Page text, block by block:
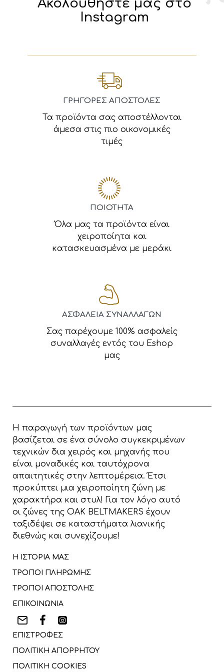
Ακολουθήστε μας στο
Instagram
ΓΡΗΓΟΡΕΣ ΑΠΟΣΤΟΛΕΣ
Τα προϊόντα σας αποστέλλονται
άμεσα στις πιο οικονομικές
τιμές
ΠΟΙΟΤΗΤΑ
Όλα μας τα προϊόντα είναι
χειροποίητα και
κατασκευασμένα με μεράκι
ΑΣΦΑΛΕΙΑ ΣΥΝΑΛΛΑΓΩΝ
Σας παρέχουμε 100% ασφαλείς
συναλλαγές εντός του Eshop
μας
Η παραγωγή των προϊόντων μας
βασίζεται σε ένα σύνολο συγκεκριμένων
τεχνικών δια χειρός και μηχανής που
είναι μοναδικές και ταυτόχρονα
απαιτητικές στην λεπτομέρεια. Έτσι
προκύπτει μια χειροποίητη ζώνη με
χαρακτήρα και στυλ! Για τον λόγο αυτό
οι ζώνες της OAK BELTMAKERS έχουν
ταξιδέψει σε καταστήματα λιανικής
διεθνώς και συνεχίζουμε!
Η ΙΣΤΟΡΙΑ ΜΑΣ
ΤΡΟΠΟΙ ΠΛΗΡΩΜΗΣ
ΤΡΟΠΟΙ ΑΠΟΣΤΟΛΗΣ
ΕΠΙΚΟΙΝΩΝΙΑ
ΕΠΙΣΤΡΟΦΕΣ
ΠΟΛΙΤΙΚΗ ΑΠΟΡΡΗΤΟΥ
ΠΟΛΙΤΙΚΗ COOKIES